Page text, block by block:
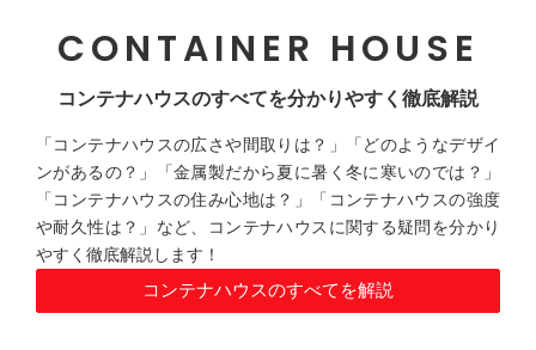
CONTAINER HOUSE
コンテナハウスのすべてを分かりやすく徹底解説
「コンテナハウスの広さや間取りは？」「どのようなデザイ
ンがあるの？」「金属製だから夏に暑く冬に寒いのでは？」
「コンテナハウスの住み心地は？」「コンテナハウスの強度
や耐久性は？」など、コンテナハウスに関する疑問を分かり
やすく徹底解説します！
コンテナハウスのすべてを解説